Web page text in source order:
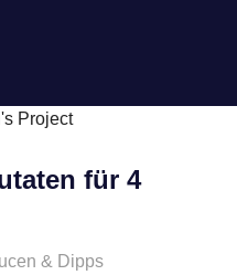
für 4
& Dipps